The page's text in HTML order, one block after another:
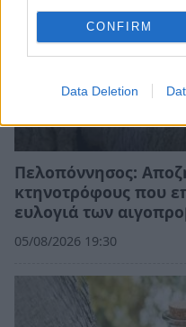
CONFIRM
Data Deletion
Πελοπόννησος:
κτηνοτρόφους που
ευλογιά των
05/08/2026 19:30